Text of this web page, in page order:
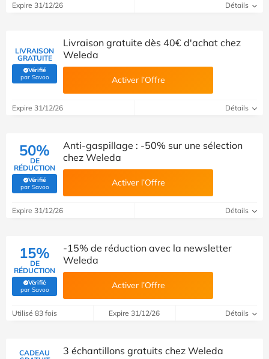
Expire 31/12/26 Détails
LIVRAISON
GRATUITE
Vérifié
par Savoo(Vérifié par Savoo)
Livraison gratuite dès 40€ d'achat chez
Weleda
Activer l’Offre
Expire 31/12/26 Détails
50%
DE
RÉDUCTION
Vérifié
par Savoo(Vérifié par Savoo)
Anti-gaspillage : -50% sur une sélection
chez Weleda
Activer l’Offre
Expire 31/12/26 Détails
15%
DE
RÉDUCTION
Vérifié
par Savoo(Vérifié par Savoo)
-15% de réduction avec la newsletter
Weleda
Activer l’Offre
Utilisé 83 fois Expire 31/12/26 Détails
CADEAU
3 échantillons gratuits chez Weleda